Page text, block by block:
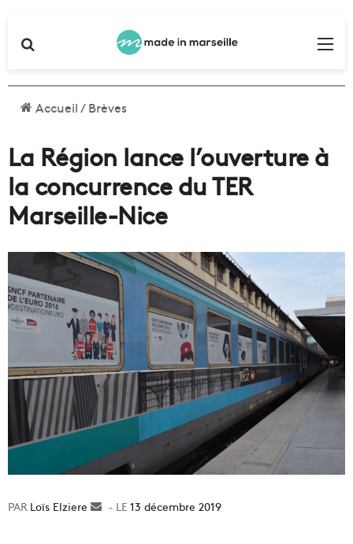
Accueil/Brèves
La Région lance l’ouverture à
la concurrence du TER
Marseille-Nice
Loïs Elziere
Envoyer13 décembre 2019